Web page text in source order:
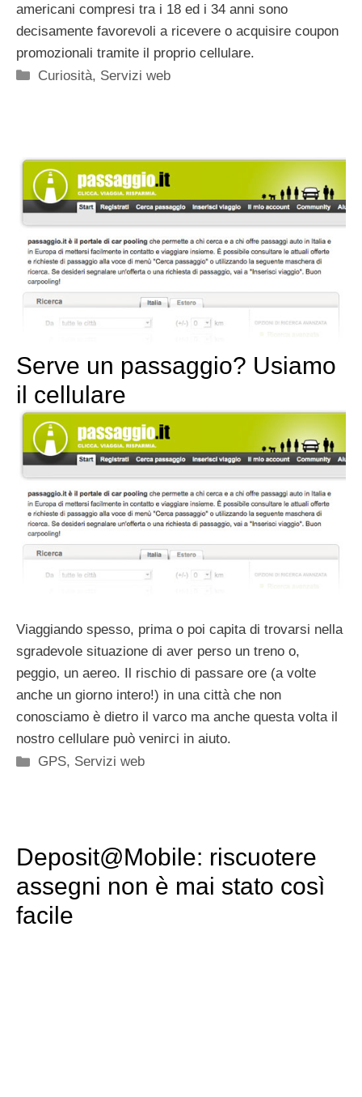
americani compresi tra i 18 ed i 34 anni sono
decisamente favorevoli a ricevere o acquisire coupon
promozionali tramite il proprio cellulare.
Categorie
Curiosità, Servizi web
Serve un passaggio? Usiamo
il cellulare
Viaggiando spesso, prima o poi capita di trovarsi nella
sgradevole situazione di aver perso un treno o,
peggio, un aereo. Il rischio di passare ore (a volte
anche un giorno intero!) in una città che non
conosciamo è dietro il varco ma anche questa volta il
nostro cellulare può venirci in aiuto.
Categorie
GPS, Servizi web
Deposit@Mobile: riscuotere
assegni non è mai stato così
facile